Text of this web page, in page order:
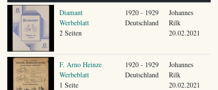
Diamant
Werbeblatt
2 Seiten
1920 - 1929
Deutschland
Johannes
Rilk
20.02.2021
F. Arno Heinze
Werbeblatt
1 Seite
1920 - 1929
Deutschland
Johannes
Rilk
20.02.2021